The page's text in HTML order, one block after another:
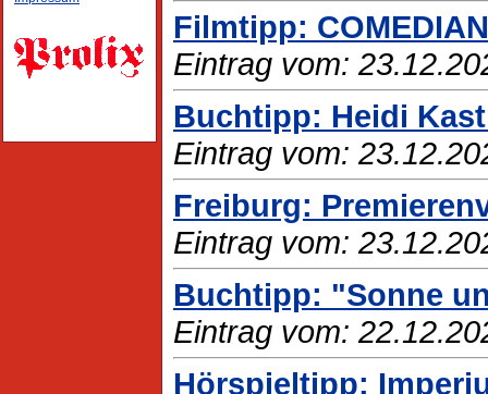
Filmtipp:
Eintrag vom:
Buchtipp: Heidi
Eintrag vom:
Freiburg:
Eintrag vom:
Buchtipp: "Sonne
Eintrag vom:
Hörspieltipp: